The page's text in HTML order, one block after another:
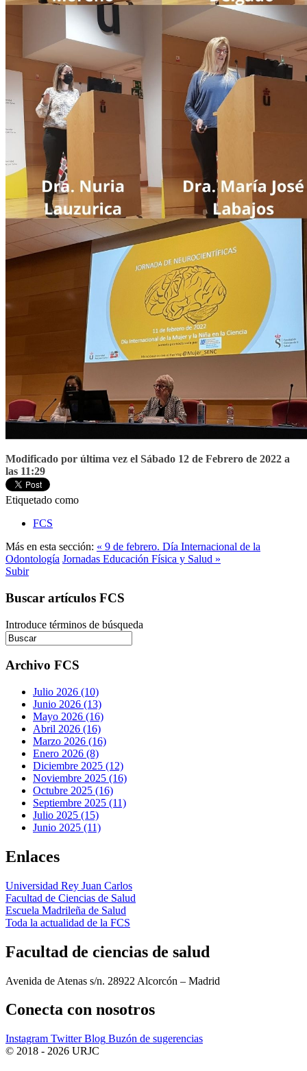
Modificado por última vez el Sábado 12 de Febrero de 2022 a
las 11:29
Etiquetado como
FCS
Más en esta sección: « 9 de febrero. Día Internacional de la
Odontología Jornadas Educación Física y Salud »
Subir
Buscar artículos FCS
Introduce términos de búsqueda
Archivo FCS
Julio 2026 (10)
Junio 2026 (13)
Mayo 2026 (16)
Abril 2026 (16)
Marzo 2026 (16)
Enero 2026 (8)
Diciembre 2025 (12)
Noviembre 2025 (16)
Octubre 2025 (16)
Septiembre 2025 (11)
Julio 2025 (15)
Junio 2025 (11)
Enlaces
Universidad Rey Juan Carlos
Facultad de Ciencias de Salud
Escuela Madrileña de Salud
Toda la actualidad de la FCS
Facultad de ciencias de salud
Avenida de Atenas s/n. 28922 Alcorcón – Madrid
Conecta con nosotros
Instagram Twitter Blog Buzón de sugerencias
© 2018 - 2026 URJC